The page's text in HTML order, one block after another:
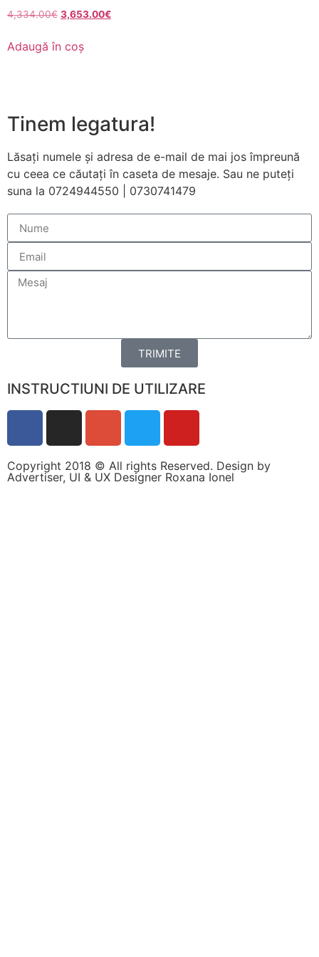
4,334.00€ 3,653.00€
Adaugă în coș
Tinem legatura!
Lăsați numele și adresa de e-mail de mai jos împreună
cu ceea ce căutați în caseta de mesaje. Sau ne puteți
suna la 0724944550 | 0730741479
TRIMITE
INSTRUCTIUNI DE UTILIZARE
Copyright 2018 © All rights Reserved. Design by
Advertiser, UI & UX Designer Roxana Ionel
mai bine posibil
dumneavoastră.
vor dispărea de
pe site.
Marketing
Împărtășindu-vă
interesele și
comportamentul
pe măsură ce
vizitați site-ul
nostru, creșteți
șansa de a